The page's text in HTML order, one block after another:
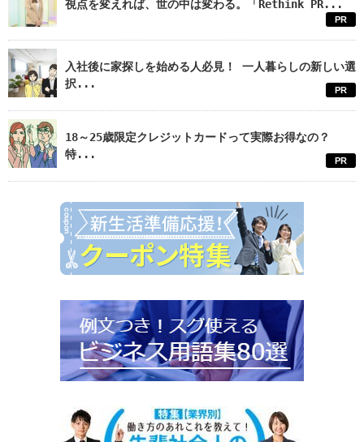
視点を変えれば、世の中は変わる。「Rethink PR...
PR
入社後に家探しを始める人必見！ 一人暮らしの新しい選
択...
PR
18～25歳限定クレジットカードって実際お得なの？
特...
PR